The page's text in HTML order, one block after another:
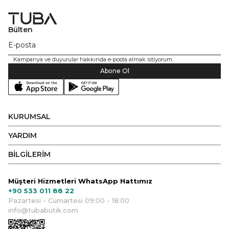
Bülten
Kampanya ve duyurular hakkında e-posta almak istiyorum.
Abone Ol
KURUMSAL
YARDIM
BİLGİLERİM
Müşteri Hizmetleri WhatsApp Hattımız
+90 533 011 88 22
Pazartesi - Cumartesi 09:00 - 18:00
info@tubabutik.com